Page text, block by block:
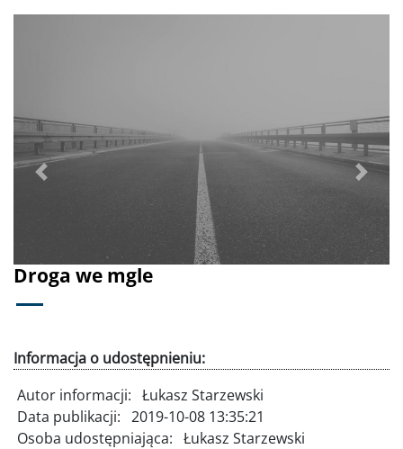
Droga we mgle
Poprzednie Dalej
Informacja o udostępnieniu:
Autor informacji: Łukasz Starzewski
Data publikacji: 2019-10-08 13:35:21
Osoba udostępniająca: Łukasz Starzewski